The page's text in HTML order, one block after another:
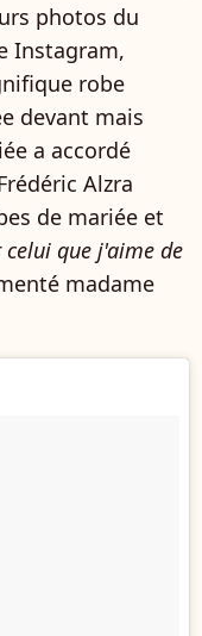
photos du
Instagram,
robe
devant mais
a accordé
Alzra
de mariée et
que j'aime de
madame